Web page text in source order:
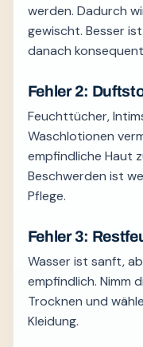
werden. Dadurch
gewischt. Besser
danach
Fehler 2:
Feuchttücher,
Waschlotionen
empfindliche Haut
Beschwerden ist
Pflege.
Fehler 3:
Wasser ist sanft,
empfindlich. Nimm
Trocknen und
Kleidung.